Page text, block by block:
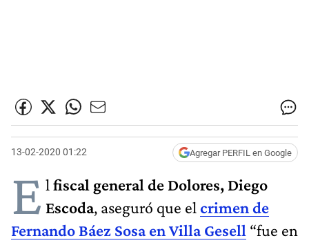
13-02-2020 01:22 Agregar PERFIL en Google
E l fiscal general de Dolores, Diego
Escoda, aseguró que el crimen de
Fernando Báez Sosa en Villa Gesell “fue en